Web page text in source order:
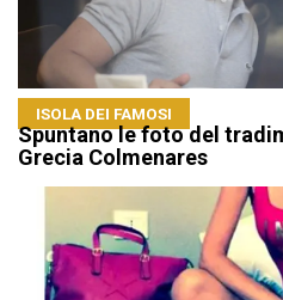
ISOLA DEI FAMOSI
Spuntano le foto del
Grecia Colmenares